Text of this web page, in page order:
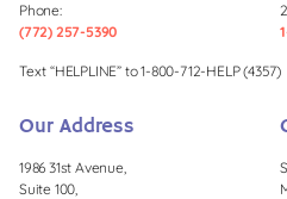
Phone:
(772) 257-5390
Text “HELPLINE” to 1-800-712-HELP (4357)
Our Address
1986 31st Avenue,
Suite 100,